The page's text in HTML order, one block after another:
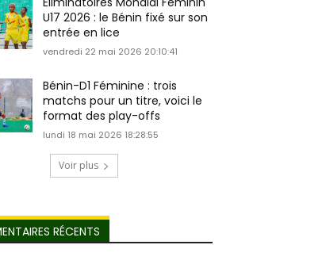
U17 2026 : le Bénin fixé sur son
entrée en lice
vendredi 22 mai 2026 20:10:41
Bénin-D1 Féminine : trois
matchs pour un titre, voici le
format des play-offs
lundi 18 mai 2026 18:28:55
Voir plus
RÉCENTS